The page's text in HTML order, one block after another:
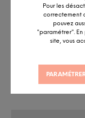
Pour les
correctement
pouvez
"paramétrer".
site, vous